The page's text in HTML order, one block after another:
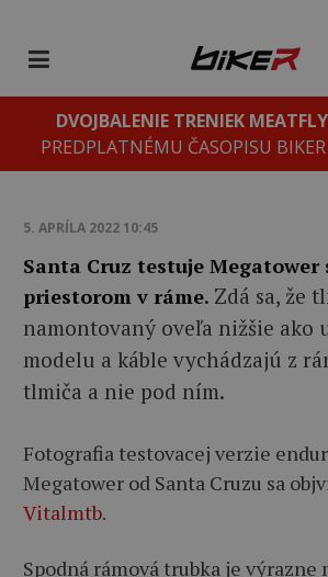
DVOJBALENIE TRENIEK MEATFLY
PREDPLATNÉMU ČASOPISU BIKER
5. APRÍLA 2022 10:45
Santa Cruz testuje Megatower
priestorom v ráme. Zdá sa, že
namontovaný oveľa nižšie ako
modelu a káble vychádzajú z
tlmiča a nie pod ním.
Fotografia testovacej verzie
Megatower od Santa Cruzu sa
Vitalmtb.
Spodná rámová trubka je